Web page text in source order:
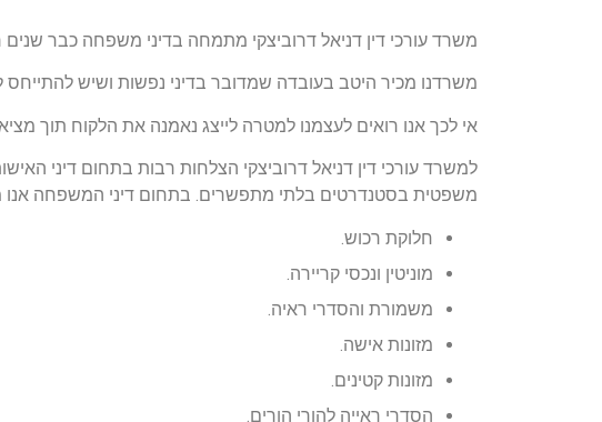
משרד עורכי דין דניאל דרוביצקי מתמחה בדיני משפחה כבר שנים
משרדנו מכיר היטב בעובדה שמדובר בדיני נפשות ושיש להתייחס
אי לכך אנו רואים לעצמנו למטרה לייצג נאמנה את הלקוח תוך
למשרד עורכי דין דניאל דרוביצקי הצלחות רבות בתחום דיני
משפטית בסטנדרטים בלתי מתפשרים. בתחום דיני המשפחה אנו
חלוקת רכוש.
מוניטין ונכסי קריירה.
משמורת והסדרי ראיה.
מזונות אישה.
מזונות קטינים.
הסדרי ראייה להורי הורים.